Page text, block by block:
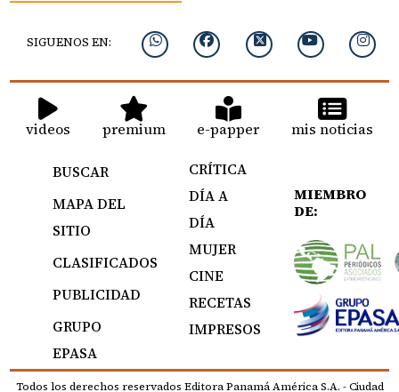
SIGUENOS EN:
videos premium e-papper mis noticias
BUSCAR
MAPA DEL
SITIO
CLASIFICADOS
PUBLICIDAD
GRUPO
EPASA
CRÍTICA
DÍA A
DÍA
MUJER
CINE
RECETAS
IMPRESOS
MIEMBRO
DE:
Todos los derechos reservados Editora Panamá América S.A. - Ciudad